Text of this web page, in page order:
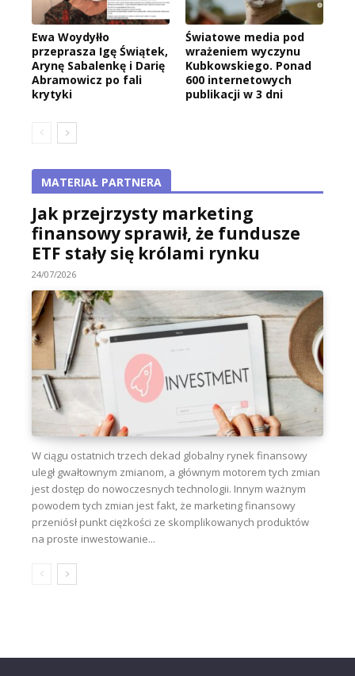
Ewa Woydyłło
przeprasza Igę Świątek,
Arynę Sabalenkę i Darię
Abramowicz po fali
krytyki
Światowe media pod
wrażeniem wyczynu
Kubkowskiego. Ponad
600 internetowych
publikacji w 3 dni
MATERIAŁ PARTNERA
Jak przejrzysty marketing
finansowy sprawił, że fundusze
ETF stały się królami rynku
24/07/2026
W ciągu ostatnich trzech dekad globalny rynek finansowy
uległ gwałtownym zmianom, a głównym motorem tych zmian
jest dostęp do nowoczesnych technologii. Innym ważnym
powodem tych zmian jest fakt, że marketing finansowy
przeniósł punkt ciężkości ze skomplikowanych produktów
na proste inwestowanie...